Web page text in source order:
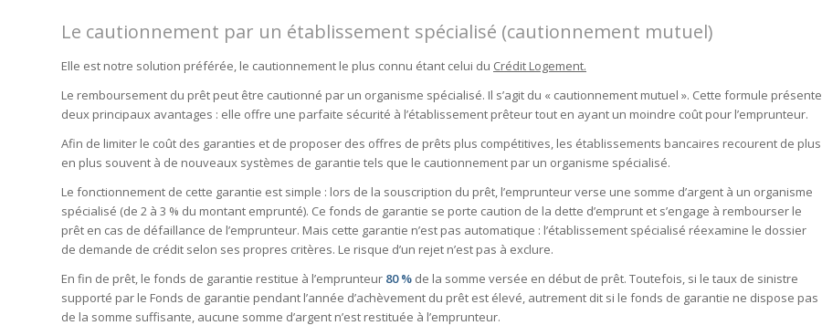
Le cautionnement par un établissement spécialisé (cautionnement mutuel)
Elle est notre solution préférée, le cautionnement le plus connu étant celui du Crédit Logement.
Le remboursement du prêt peut être cautionné par un organisme spécialisé. Il s’agit du « cautionnement mutuel ». Cette formule présente
deux principaux avantages : elle offre une parfaite sécurité à l’établissement prêteur tout en ayant un moindre coût pour l’emprunteur.
Afin de limiter le coût des garanties et de proposer des offres de prêts plus compétitives, les établissements bancaires recourent de plus
en plus souvent à de nouveaux systèmes de garantie tels que le cautionnement par un organisme spécialisé.
Le fonctionnement de cette garantie est simple : lors de la souscription du prêt, l’emprunteur verse une somme d’argent à un organisme
spécialisé (de 2 à 3 % du montant emprunté). Ce fonds de garantie se porte caution de la dette d’emprunt et s’engage à rembourser le
prêt en cas de défaillance de l’emprunteur. Mais cette garantie n’est pas automatique : l’établissement spécialisé réexamine le dossier
de demande de crédit selon ses propres critères. Le risque d’un rejet n’est pas à exclure.
En fin de prêt, le fonds de garantie restitue à l’emprunteur 80 % de la somme versée en début de prêt. Toutefois, si le taux de sinistre
supporté par le Fonds de garantie pendant l’année d’achèvement du prêt est élevé, autrement dit si le fonds de garantie ne dispose pas
de la somme suffisante, aucune somme d’argent n’est restituée à l’emprunteur.